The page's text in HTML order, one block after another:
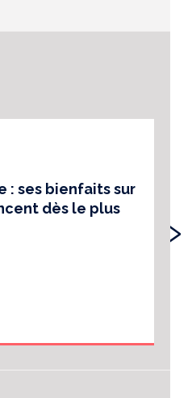
: ses bienfaits sur
dès le plus
›